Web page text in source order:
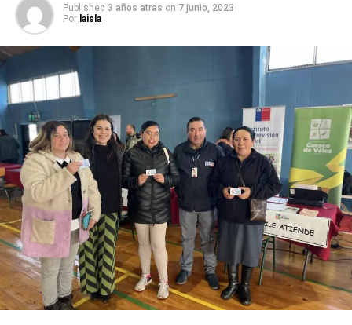
Published 3 años atras on 7 junio, 2023
Por laisla